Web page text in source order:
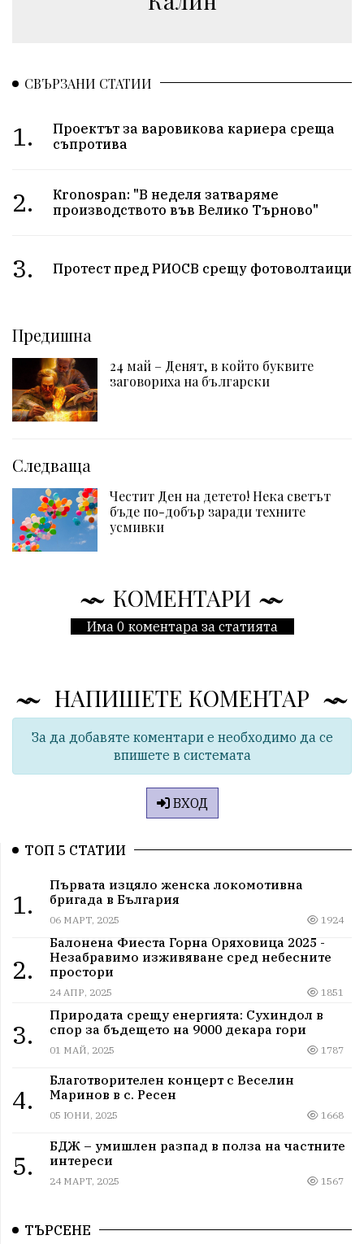
СВЪРЗАНИ СТАТИИ
1.
Проектът за варовикова кариера среща
съпротива
2.
Кrоnоѕраn: "B нeдeля зaтвapямe
пpoизвoдcтвoтo във Beлиĸo Tъpнoвo"
3. Протест пред РИОСВ срещу фотоволтаици
Предишна
24 май – Денят, в който буквите
заговориха на български
Следваща
Честит Ден на детето! Нека светът
бъде по-добър заради техните
усмивки
КОМЕНТАРИ
Има 0 коментара за статията
НАПИШЕТЕ КОМЕНТАР
За да добавяте коментари е необходимо да се
впишете в системата
ВХОД
ТОП 5 СТАТИИ
1.
Първата изцяло женска локомотивна
бригада в България
06 МАРТ, 2025 1924
2.
Балонена Фиеста Горна Оряховица 2025 -
Незабравимо изживяване сред небесните
простори
24 АПР, 2025 1851
3.
Природата срещу енергията: Сухиндол в
спор за бъдещето на 9000 декара гори
01 МАЙ, 2025 1787
4.
Благотворителен концерт с Веселин
Маринов в с. Ресен
05 ЮНИ, 2025 1668
5.
БДЖ – умишлен разпад в полза на частните
интереси
24 МАРТ, 2025 1567
ТЪРСЕНЕ